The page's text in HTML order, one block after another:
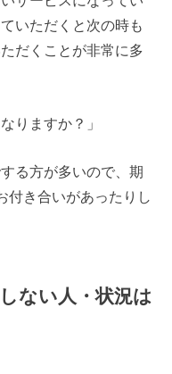
いただくと次の時も
だくことが非常に多
りますか？」
る方が多いので、期
付き合いがあったりし
ない人・状況は